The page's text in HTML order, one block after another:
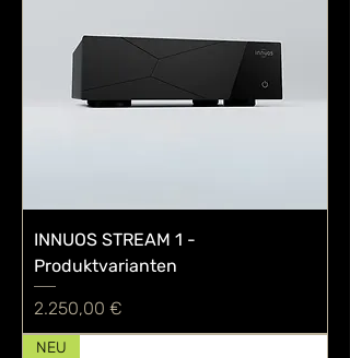
INNUOS STREAM 1 -
Produktvarianten
Preis
2.250,00 €
NEU